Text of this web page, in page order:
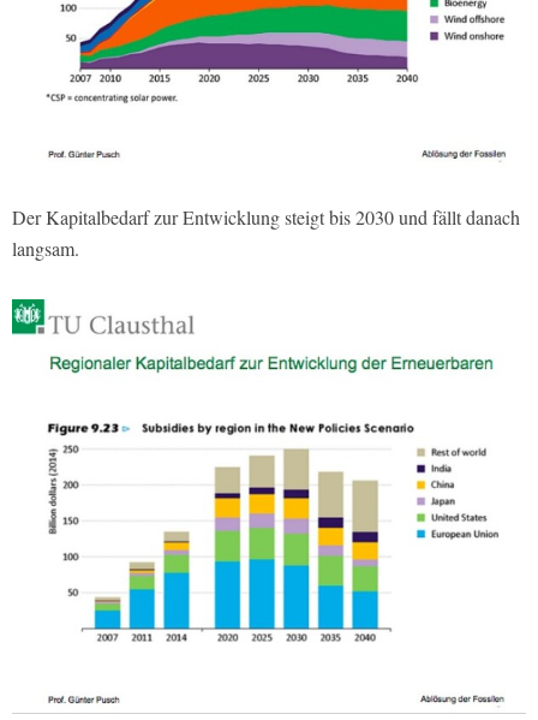
Der Kapitalbedarf zur Entwicklung steigt bis 2030 und fällt danach
langsam.